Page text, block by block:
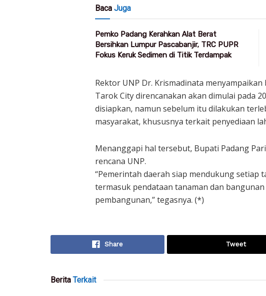
Baca Juga
Pemko Padang Kerahkan Alat Berat
Bersihkan Lumpur Pascabanjir, TRC PUPR
Fokus Keruk Sedimen di Titik Terdampak
Rektor UNP Dr. Krismadinata
Tarok City direncanakan akan dimulai pada
disiapkan, namun sebelum itu dilakukan
masyarakat, khususnya terkait penyediaan
Menanggapi hal tersebut, Bupati Padang
rencana UNP.
“Pemerintah daerah siap mendukung setiap
termasuk pendataan tanaman dan
pembangunan,” tegasnya. (*)
Share Tweet
Berita Terkait